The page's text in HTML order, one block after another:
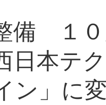
備 １
日本テ
ン」に